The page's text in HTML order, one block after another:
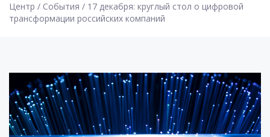
Центр / События / 17 декабря: круглый стол о цифровой
трансформации российских компаний